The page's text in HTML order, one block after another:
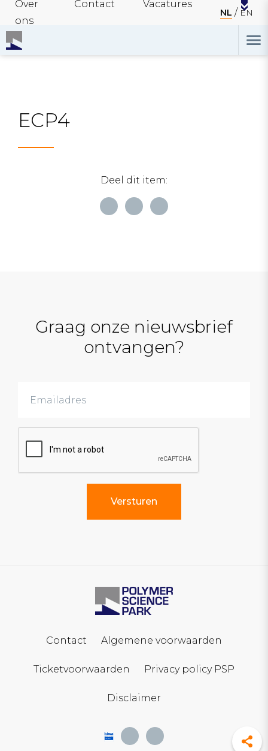
Over
ons
Contact Vacatures
NL EN
ECP4
Deel dit item:
Graag onze nieuwsbrief
ontvangen?
Contact Algemene voorwaarden
Ticketvoorwaarden Privacy policy PSP
Disclaimer